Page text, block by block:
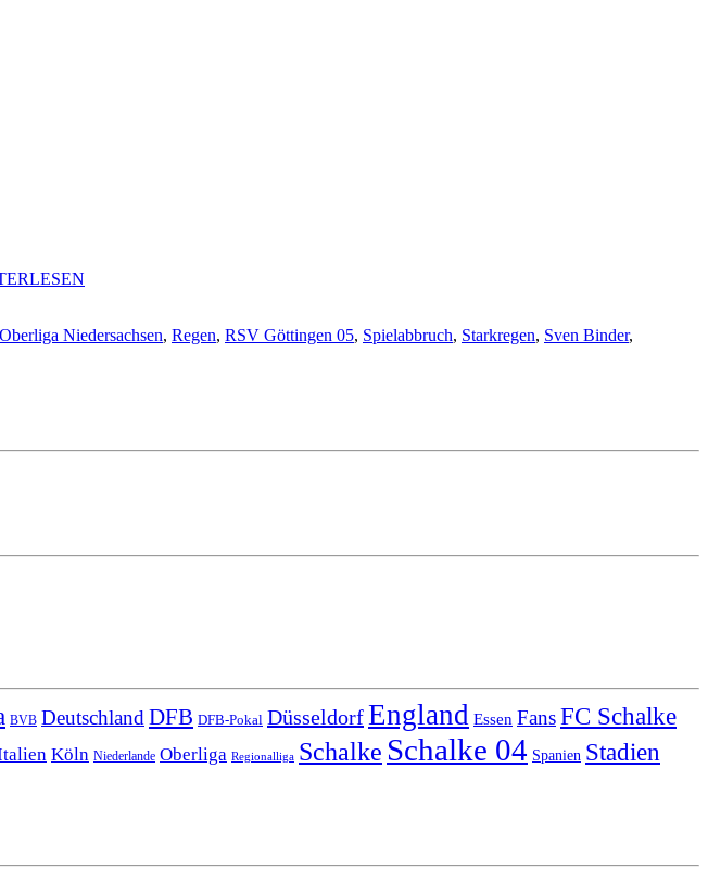
Oberliga Niedersachsen, Regen, RSV Göttingen 05, Spielabbruch, Starkregen, Sven Binder,
BVB DeutschlandDFB DFB-Pokal DüsseldorfEngland Essen FansFC Schalke
Köln Niederlande Oberliga Regionalliga Schalke Schalke 04 Spanien Stadien